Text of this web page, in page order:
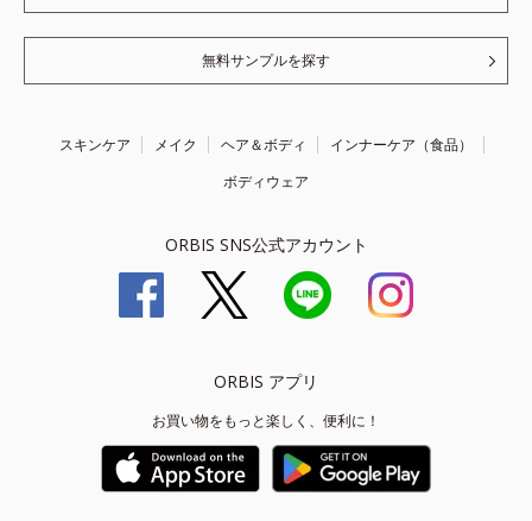
無料サンプルを探す
スキンケア メイク ヘア＆ボディ
インナーケア（食品）
ボディウェア
ORBIS SNS公式アカウント
ORBIS アプリ
お買い物をもっと楽しく、便利に！